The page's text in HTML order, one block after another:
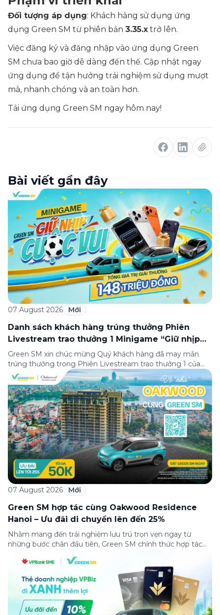
Đối tượng áp dụng: Khách hàng sử dụng ứng
dụng Green SM từ phiên bản 3.35.x trở lên.
Việc đăng ký và đăng nhập vào ứng dụng Green
SM chưa bao giờ dễ dàng đến thế. Cập nhật ngay
ứng dụng để tận hưởng trải nghiệm sử dụng mượt
mà, nhanh chóng và an toàn hơn.
Tải ứng dụng Green SM ngay hôm nay!
Bài viết gần đây
07 August 2026 Mới
Danh sách khách hàng trúng thưởng Phiên
Livestream trao thưởng 1 Minigame “Giữ nhịp
cuộc vui”
Green SM xin chúc mừng Quý khách hàng đã may mắn
trúng thưởng trong Phiên Livestream trao thưởng 1 của
Minigame “Giữ nhịp cuộc vui”, được phát sóng trực tiếp
trên Fanpage và TikTok Green SM từ 20:00 – 21:00 ngày
04/08/2026. Phiên livestream đã diễn ra công khai với sự
theo dõi của đông […]
07 August 2026 Mới
Green SM hợp tác cùng Oakwood Residence
Hanoi – Ưu đãi di chuyển lên đến 25%
Nhằm mang đến trải nghiệm lưu trú trọn vẹn ngay từ
những bước chân đầu tiên, Green SM chính thức hợp tác
đãi di chuyển dành riêng cho khách hàng có điểm đi hoặc
điểm đến tại khu căn hộ dịch vụ này. Tọa lạc trong […]